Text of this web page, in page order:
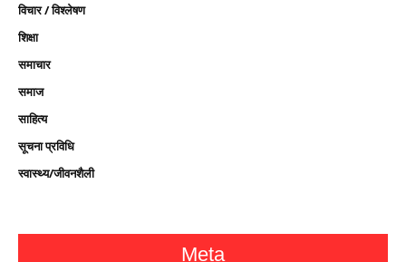
विचार / विश्लेषण
शिक्षा
समाचार
समाज
साहित्य
सूचना प्रविधि
स्वास्थ्य/जीवनशैली
Meta